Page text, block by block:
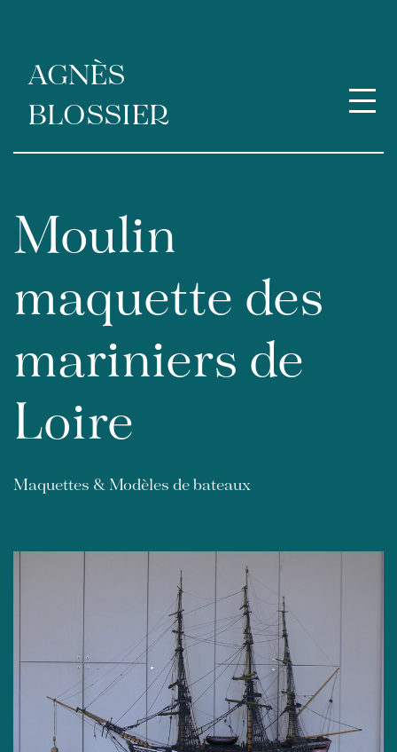
contenu
AGNÈS
BLOSSIER
Moulin
maquette des
mariniers de
Loire
Maquettes & Modèles de bateaux